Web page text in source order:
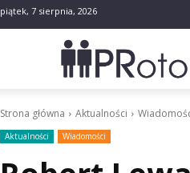
piątek, 7 sierpnia, 2026
Strona główna Aktualności
Aktualności Wiadomości